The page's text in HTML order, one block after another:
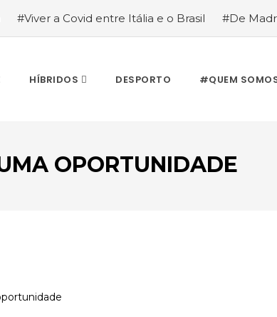
#Viver a Covid entre Itália e o Brasil
#De
HÍBRIDOS DESPORTO #QUEM
OPORTUNIDADE